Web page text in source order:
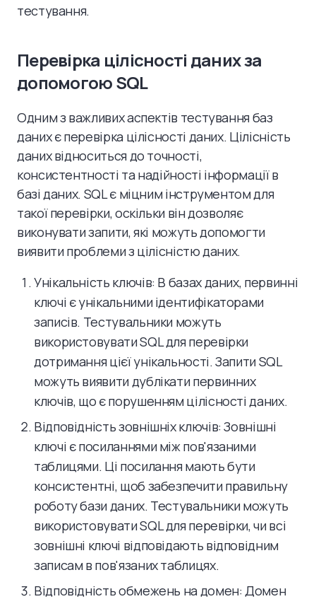
тестування.
Перевірка цілісності даних за
допомогою SQL
Одним з важливих аспектів тестування баз
даних є перевірка цілісності даних. Цілісність
даних відноситься до точності,
консистентності та надійності інформації в
базі даних. SQL є міцним інструментом для
такої перевірки, оскільки він дозволяє
виконувати запити, які можуть допомогти
виявити проблеми з цілісністю даних.
Унікальність ключів: В базах даних, первинні
ключі є унікальними ідентифікаторами
записів. Тестувальники можуть
використовувати SQL для перевірки
дотримання цієї унікальності. Запити SQL
можуть виявити дублікати первинних
ключів, що є порушенням цілісності даних.
Відповідність зовнішніх ключів: Зовнішні
ключі є посиланнями між пов'язаними
таблицями. Ці посилання мають бути
консистентні, щоб забезпечити правильну
роботу бази даних. Тестувальники можуть
використовувати SQL для перевірки, чи всі
зовнішні ключі відповідають відповідним
записам в пов'язаних таблицях.
Відповідність обмежень на домен: Домен